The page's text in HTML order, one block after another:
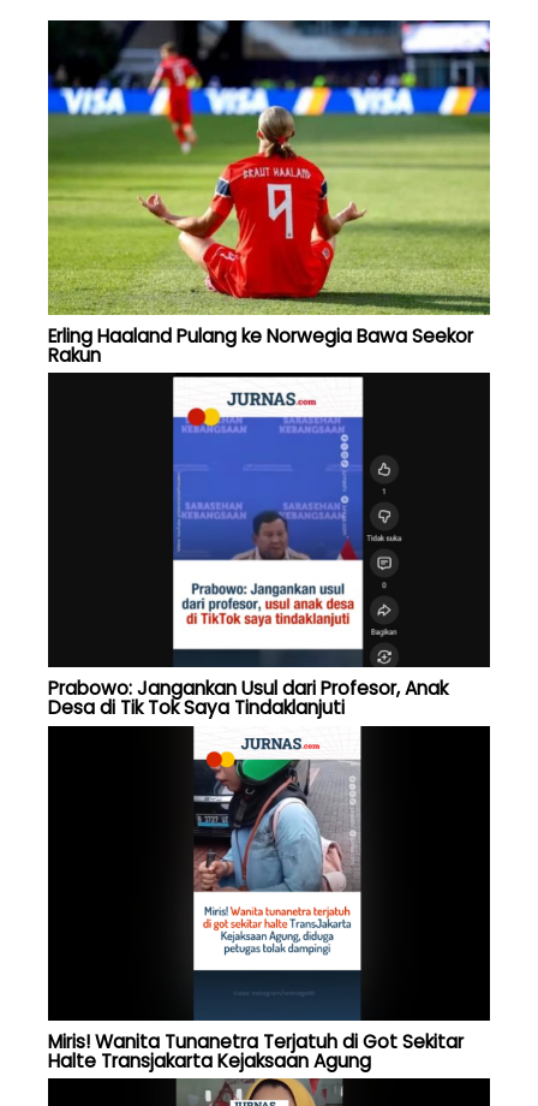
Erling Haaland Pulang ke Norwegia Bawa Seekor
Rakun
Prabowo: Jangankan Usul dari Profesor, Anak
Desa di Tik Tok Saya Tindaklanjuti
Miris! Wanita Tunanetra Terjatuh di Got Sekitar
Halte Transjakarta Kejaksaan Agung